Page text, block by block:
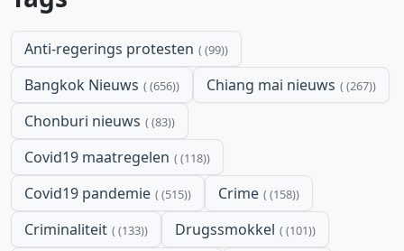
Anti-regerings protesten (99)
Bangkok Nieuws (656) Chiang mai nieuws (267)
Chonburi nieuws (83)
Covid19 maatregelen (118)
Covid19 pandemie (515) Crime (158)
Criminaliteit (133) Drugssmokkel (101)